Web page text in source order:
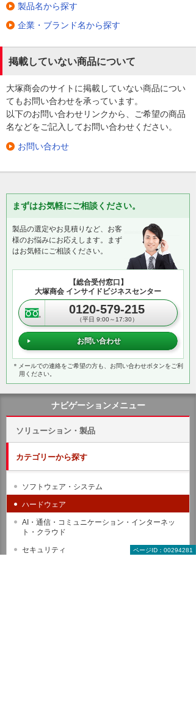
製品名から探す
企業・ブランド名から探す
掲載していない商品について
大塚商会のサイトに掲載していない商品につい
てもお問い合わせを承っています。
以下のお問い合わせリンクから、ご希望の商品
名などをご記入してお問い合わせください。
お問い合わせ
まずはお気軽にご相談ください。
製品の選定やお見積りなど、お客
様のお悩みにお応えします。まず
はお気軽にご相談ください。
【総合受付窓口】
大塚商会 インサイドビジネスセンター
0120-579-215
（平日 9:00～17:30）
お問い合わせ
＊メールでの連絡をご希望の方も、お問い合わせボタンをご利
用ください。
ページID：00294281
ナビゲーションメニュー
ソリューション・製品
カテゴリーから探す
ソフトウェア・システム
ハードウェア
AI・通信・コミュニケーション・インターネッ
ト・クラウド
セキュリティ